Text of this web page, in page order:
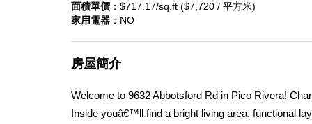
面積單價 ：$717.17/sq.ft ($7,720 / 平方米)
家用電器 ：NO
房屋簡介
Welcome to 9632 Abbotsford Rd in Pico Rivera!
Inside youâ€™ll find a bright living area, functional